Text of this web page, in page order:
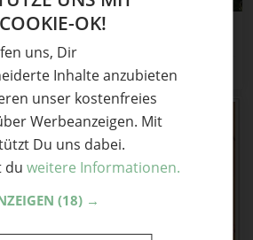
Stulpen aus Stoffresten
Marja Katz
OK!
uns, Dir
Inhalte anzubieten
unser kostenfreies
Werbeanzeigen. Mit
Du uns dabei.
du weitere Informationen.
(18) →